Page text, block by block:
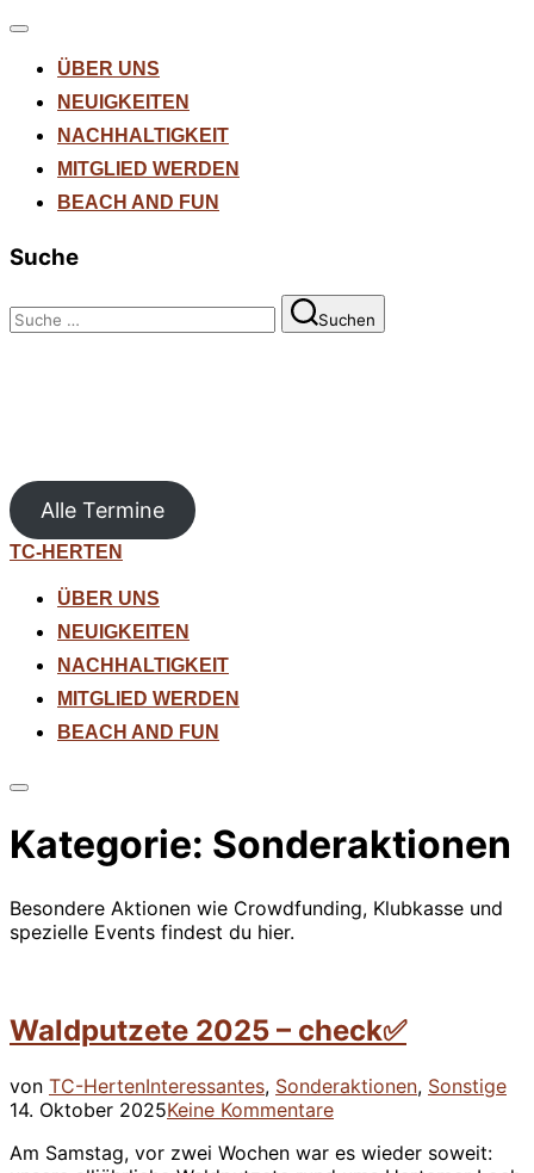
Navigation
umschalten
ÜBER UNS
NEUIGKEITEN
NACHHALTIGKEIT
MITGLIED WERDEN
BEACH AND FUN
Suche
Suchen
nach:
Suchen
Alle Termine
Zum
springen
TC-HERTEN
ÜBER UNS
NEUIGKEITEN
NACHHALTIGKEIT
MITGLIED WERDEN
BEACH AND FUN
Seitenleiste
Navigation
umschalten
Kategorie: Sonderaktionen
Besondere Aktionen wie Crowdfunding, Klubkasse und
spezielle Events findest du hier.
Waldputzete 2025 – check✅
von TC-HertenInteressantes, Sonderaktionen, Sonstige
14. Oktober 2025Keine Kommentare
Am Samstag, vor zwei Wochen war es wieder soweit: